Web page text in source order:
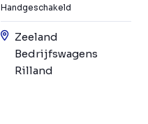
Handgeschakeld
Zeeland
Bedrijfswagens
Rilland